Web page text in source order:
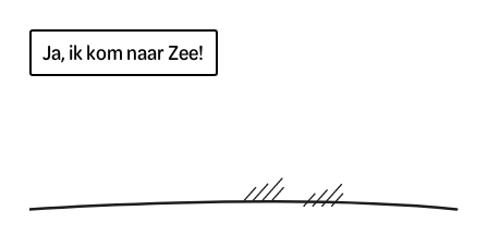
Ja, ik kom naar Zee!